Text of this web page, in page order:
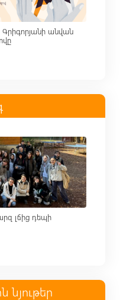
Գրիգորյանի անվան
լճից դեպի
նյութեր